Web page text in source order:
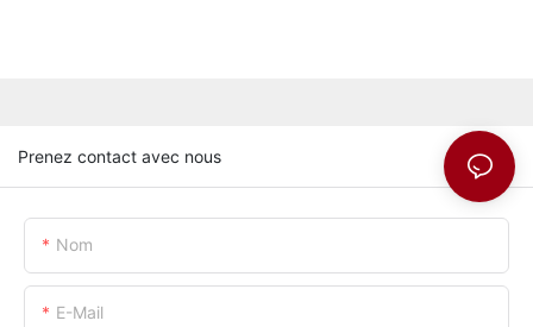
Prenez contact avec nous
Nom
E-Mail